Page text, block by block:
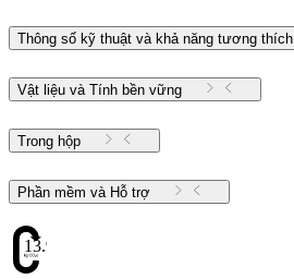
Thông số kỹ thuật và khả năng tương thích
Vật liệu và Tính bền vững
Trong hộp
Phần mềm và Hỗ trợ
13.98